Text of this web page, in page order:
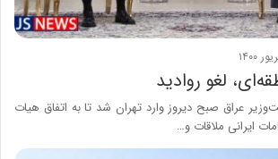
لغو روادید
عراق صبح دیروز وارد تهران شد تا به اتفاق هیات
ایرانی ملاقات و…